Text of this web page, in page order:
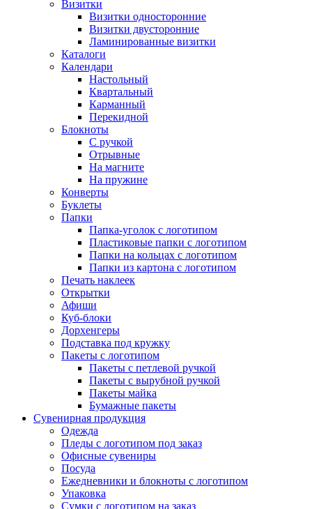
Визитки
Визитки односторонние
Визитки двусторонние
Ламинированные визитки
Каталоги
Календари
Настольный
Квартальный
Карманный
Перекидной
Блокноты
С ручкой
Отрывные
На магните
На пружине
Конверты
Буклеты
Папки
Папка-уголок с логотипом
Пластиковые папки с логотипом
Папки на кольцах с логотипом
Папки из картона с логотипом
Печать наклеек
Открытки
Афиши
Куб-блоки
Дорхенгеры
Подставка под кружку
Пакеты с логотипом
Пакеты с петлевой ручкой
Пакеты с вырубной ручкой
Пакеты майка
Бумажные пакеты
Сувенирная продукция
Одежда
Пледы с логотипом под заказ
Офисные сувениры
Посуда
Ежедневники и блокноты с логотипом
Упаковка
Сумки с логотипом на заказ